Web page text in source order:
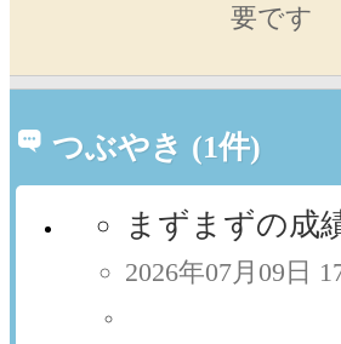
要です
つぶやき (1件)
まずまずの成
2026年07月09日